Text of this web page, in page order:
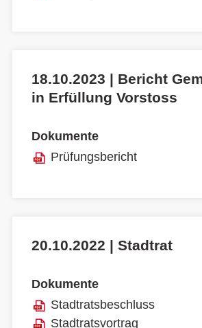
18.10.2023 | Bericht
in Erfüllung Vorstoss
Dokumente
Prüfungsbericht
20.10.2022 | Stadtrat
Dokumente
Stadtratsbeschluss
Stadtratsvortrag